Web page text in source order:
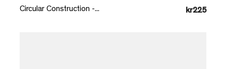
Circular Construction -... kr225